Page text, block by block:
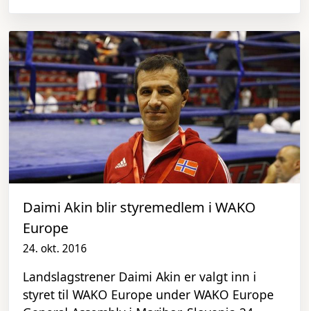
Daimi Akin blir styremedlem i WAKO
Europe
24. okt. 2016
Landslagstrener Daimi Akin er valgt inn i
styret til WAKO Europe under WAKO Europe